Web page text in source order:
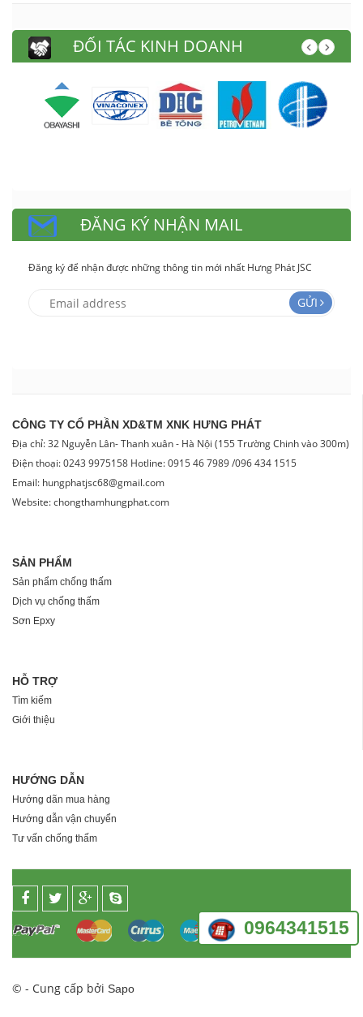
0964341515
ĐỐI TÁC KINH DOANH
ĐĂNG KÝ NHẬN MAIL
Đăng ký để nhận được những thông tin mới nhất Hưng Phát JSC
GỬI
CÔNG TY CỔ PHẦN XD&TM XNK HƯNG PHÁT
Địa chỉ: 32 Nguyễn Lân- Thanh xuân - Hà Nội (155 Trường Chinh vào 300m)
Điện thoại: 0243 9975158 Hotline: 0915 46 7989 /096 434 1515
Email: hungphatjsc68@gmail.com
Website: chongthamhungphat.com
SẢN PHẨM
Sản phẩm chống thấm
Dịch vụ chống thấm
Sơn Epxy
HỖ TRỢ
Tìm kiếm
Giới thiệu
HƯỚNG DẪN
Hướng dãn mua hàng
Hướng dẫn vận chuyển
Tư vấn chống thấm
© - Cung cấp bởi Sapo